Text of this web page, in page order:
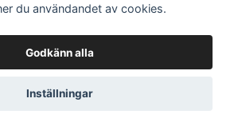
© 2026 Växtkompaniet
du användandet av cookies.
Godkänn alla
Inställningar